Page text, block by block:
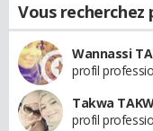
Vous
Wannassi
profil
Takwa
profil